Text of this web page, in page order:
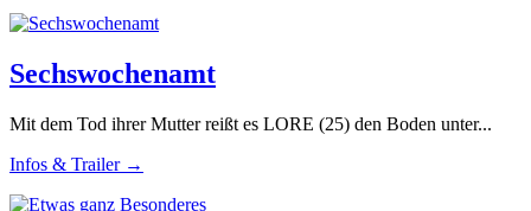
Sechswochenamt
Mit dem Tod ihrer Mutter reißt es LORE (25) den Boden unter...
Infos & Trailer →